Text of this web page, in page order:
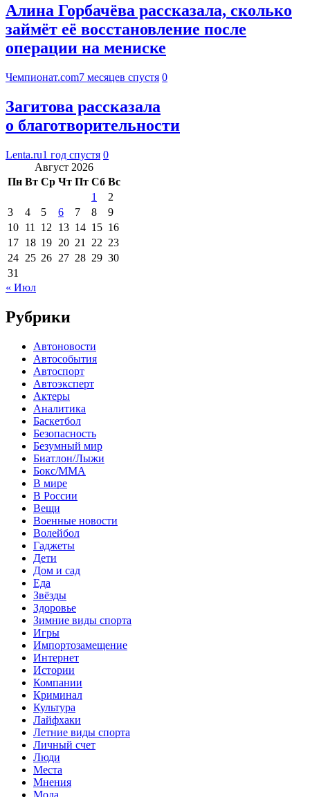
Алина Горбачёва рассказала, сколько
займёт её восстановление после
операции на мениске
Чемпионат.com7 месяцев спустя 0
Загитова рассказала
о благотворительности
Lenta.ru1 год спустя 0
Август 2026
Пн Вт Ср Чт Пт Сб Вс
1
2
3
4 5 6 7 8
9
10 11 12 13 14 15 16
17 18 19 20 21 22 23
24 25 26 27 28 29 30
31
« Июл
Рубрики
Автоновости
Автособытия
Автоспорт
Автоэксперт
Актеры
Аналитика
Баскетбол
Безопасность
Безумный мир
Биатлон/Лыжи
Бокс/MMA
В мире
В России
Вещи
Военные новости
Волейбол
Гаджеты
Дети
Дом и сад
Еда
Звёзды
Здоровье
Зимние виды спорта
Игры
Импортозамещение
Интернет
Истории
Компании
Криминал
Культура
Лайфхаки
Летние виды спорта
Личный счет
Люди
Места
Мнения
Мода